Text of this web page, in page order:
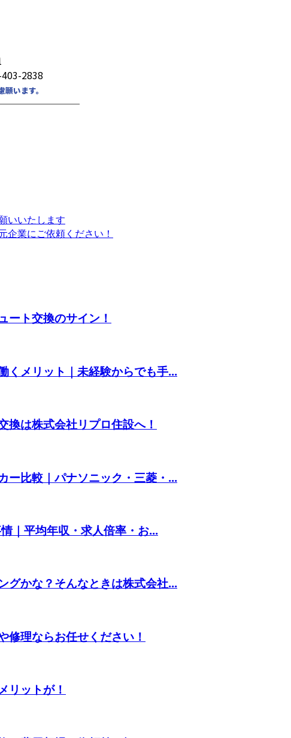
2838
います。
いいたします
企業にご依頼ください！
ート交換のサイン！
くメリット｜未経験からでも手...
換は株式会社リプロ住設へ！
ー比較｜パナソニック・三菱・...
｜平均年収・求人倍率・お...
グかな？そんなときは株式会社...
修理ならお任せください！
リットが！